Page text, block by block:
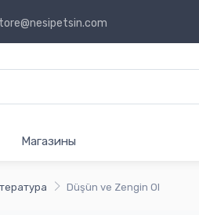
Магазины
Düşün ve Zengin Ol